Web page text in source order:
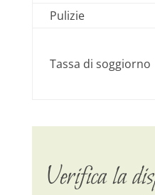
Pulizie
Tassa di soggiorno
Verifica la